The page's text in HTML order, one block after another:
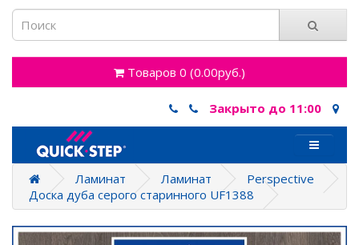
Товаров 0 (0.00руб.)
Закрыто до 11:00
Ламинат Ламинат
Perspective
Доска дуба серого старинного UF1388